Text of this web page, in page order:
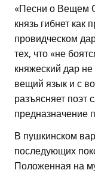
«Песни о Вещем
князь гибнет как
провидческом
тех, что «не
княжеский дар
вещий язык и с
разъясняет поэт
предназначение
В пушкинском
последующих
Положенная на